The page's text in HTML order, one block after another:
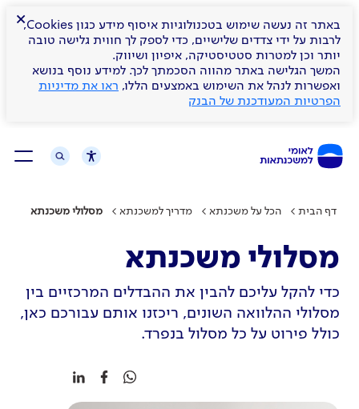
באתר זה נעשה שימוש בטכנולוגיות איסוף מידע כגון Cookies,
לרבות על ידי צדדים שלישיים, כדי לספק לך חווית גלישה טובה
יותר וכן למטרות סטטיסטיקה, איפיון ושיווק.
המשך הגלישה באתר מהווה הסכמתך לכך. למידע נוסף בנושא
ואפשרות לנהל את השימוש באמצעים הללו, ראו את מדיניות
הפרטיות המעודכנת של הבנק
×
דף הבית הכל על משכנתא מדריך למשכנתא מסלולי משכנתא
מסלולי משכנתא
כדי להקל עליכם להבין את ההבדלים המרכזיים בין
מסלולי ההלוואה השונים, ריכזנו אותם עבורכם כאן,
כולל פירוט על כל מסלול בנפרד.